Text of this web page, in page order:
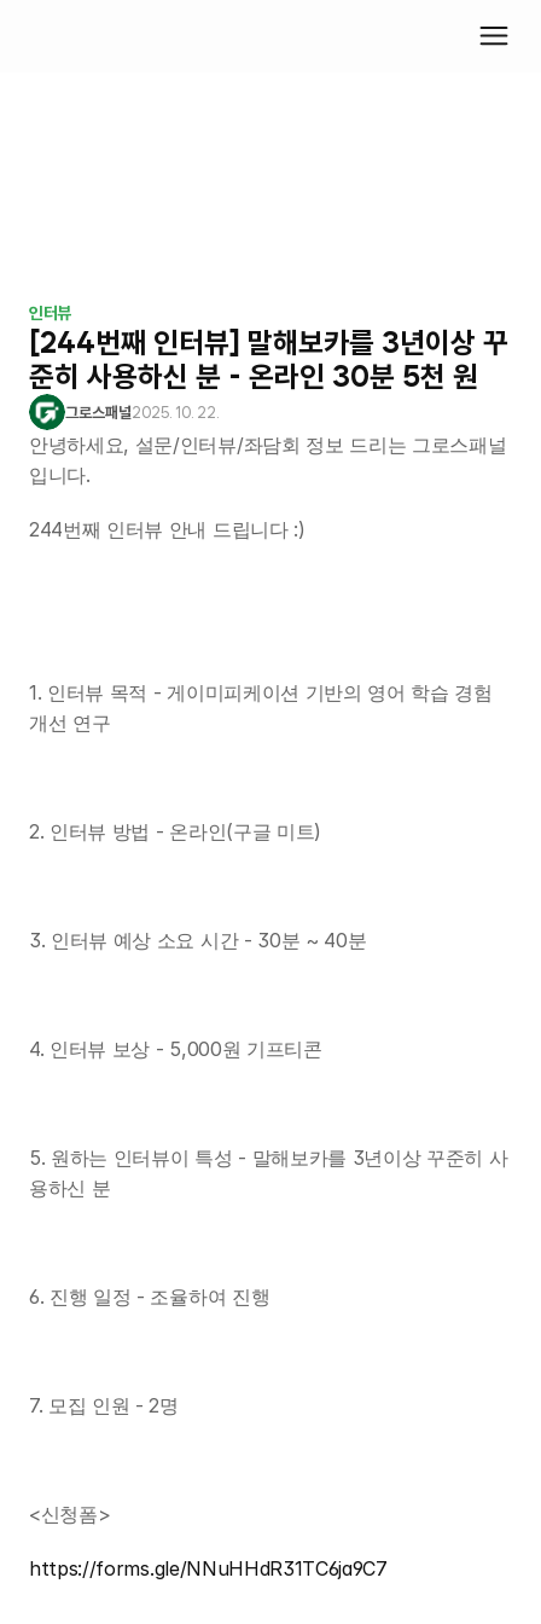
인터뷰
[244번째 인터뷰] 말해보카를 3년이상 꾸
준히 사용하신 분 - 온라인 30분 5천 원
그로스패널2025. 10. 22.
안녕하세요, 설문/인터뷰/좌담회 정보 드리는 그로스패널
입니다.
244번째 인터뷰 안내 드립니다 :)
1. 인터뷰 목적 - 게이미피케이션 기반의 영어 학습 경험
개선 연구
2. 인터뷰 방법 - 온라인(구글 미트)
3. 인터뷰 예상 소요 시간 - 30분 ~ 40분
4. 인터뷰 보상 - 5,000원 기프티콘
5. 원하는 인터뷰이 특성 - 말해보카를 3년이상 꾸준히 사
용하신 분
6. 진행 일정 - 조율하여 진행
7. 모집 인원 - 2명
<신청폼>
https://forms.gle/NNuHHdR31TC6ja9C7